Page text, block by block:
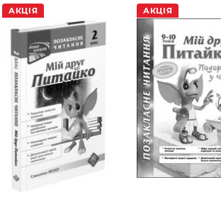
АКЦІЯ АКЦІЯ